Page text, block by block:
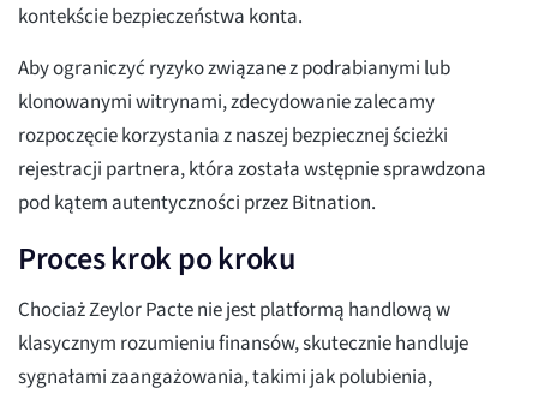
kontekście bezpieczeństwa konta.
Aby ograniczyć ryzyko związane z podrabianymi lub
klonowanymi witrynami, zdecydowanie zalecamy
rozpoczęcie korzystania z naszej bezpiecznej ścieżki
rejestracji partnera, która została wstępnie sprawdzona
pod kątem autentyczności przez Bitnation.
Proces krok po kroku
Chociaż Zeylor Pacte nie jest platformą handlową w
klasycznym rozumieniu finansów, skutecznie handluje
sygnałami zaangażowania, takimi jak polubienia,